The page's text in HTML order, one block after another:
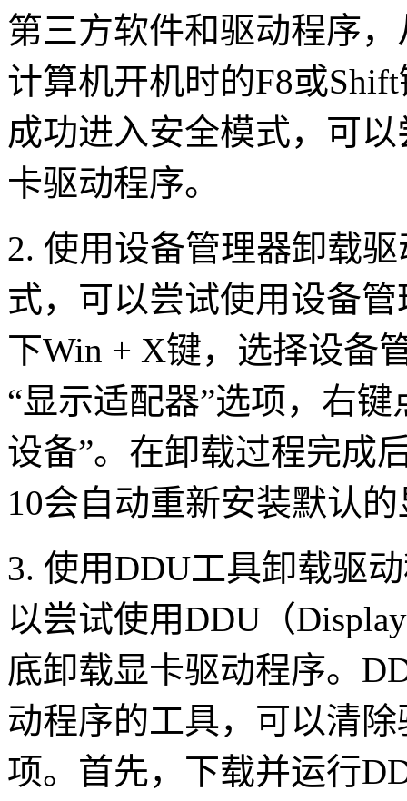
第三方软件和驱动程序
计算机开机时的F8或
成功进入安全模式，可
卡驱动程序。
2. 使用设备管理器卸载
式，可以尝试使用设备
下Win + X键，选择设备
“显示适配器”选项，右
设备”。在卸载过程完成
10会自动重新安装默认
3. 使用DDU工具卸载驱
以尝试使用DDU（
底卸载显卡驱动程序。
动程序的工具，可以清
项。首先，下载并运行